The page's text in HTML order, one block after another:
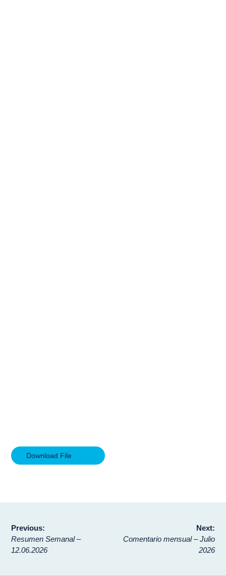
Download File
Navegación
de
Previous:
Resumen Semanal –
12.06.2026
Next:
Comentario mensual – Julio
2026